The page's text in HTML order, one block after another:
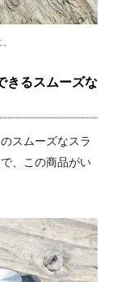
きるスムーズな
スムーズなスラ
、この商品がい